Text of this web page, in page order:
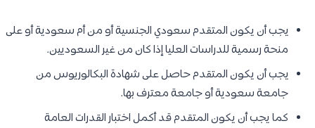
يجب أن يكون المتقدم سعودي الجنسية أو من أم سعودية أو على
منحة رسمية للدراسات العليا إذا كان من غير السعوديين.
يجب أن يكون المتقدم حاصل على شهادة البكالوريوس من
جامعة سعودية أو جامعة معترف بها.
كما يجب أن يكون المتقدم قد أكمل اختبار القدرات العامة